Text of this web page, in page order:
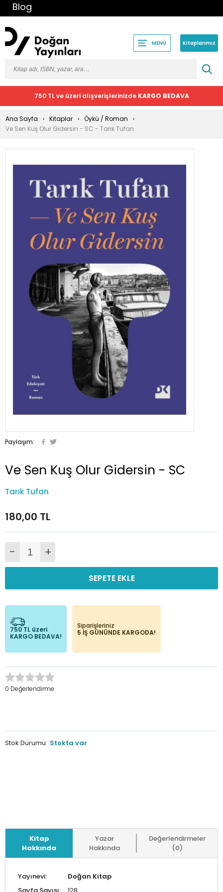
Blog
MENÜ Kitaplarımız
750 TL ve üzeri alışverişlerinizde KARGO BEDAVA
Ana Sayfa Kitaplar
Öykü / Roman
Ve Sen Kuş Olur Gidersin - SC - Tarık Tufan
Paylaşım:
Ve Sen Kuş Olur Gidersin - SC
Tarık Tufan
180,00 TL
- +
SEPETE EKLE
750 TL üzeri
KARGO BEDAVA!
Siparişleriniz
5 İŞ GÜNÜNDE KARGODA!
0 Değerlendirme
Stok Durumu: Stokta var
Kitap
Hakkında
Yazar
Hakkında
Değerlendirmeler
(0)
Yayınevi:
Doğan Kitap